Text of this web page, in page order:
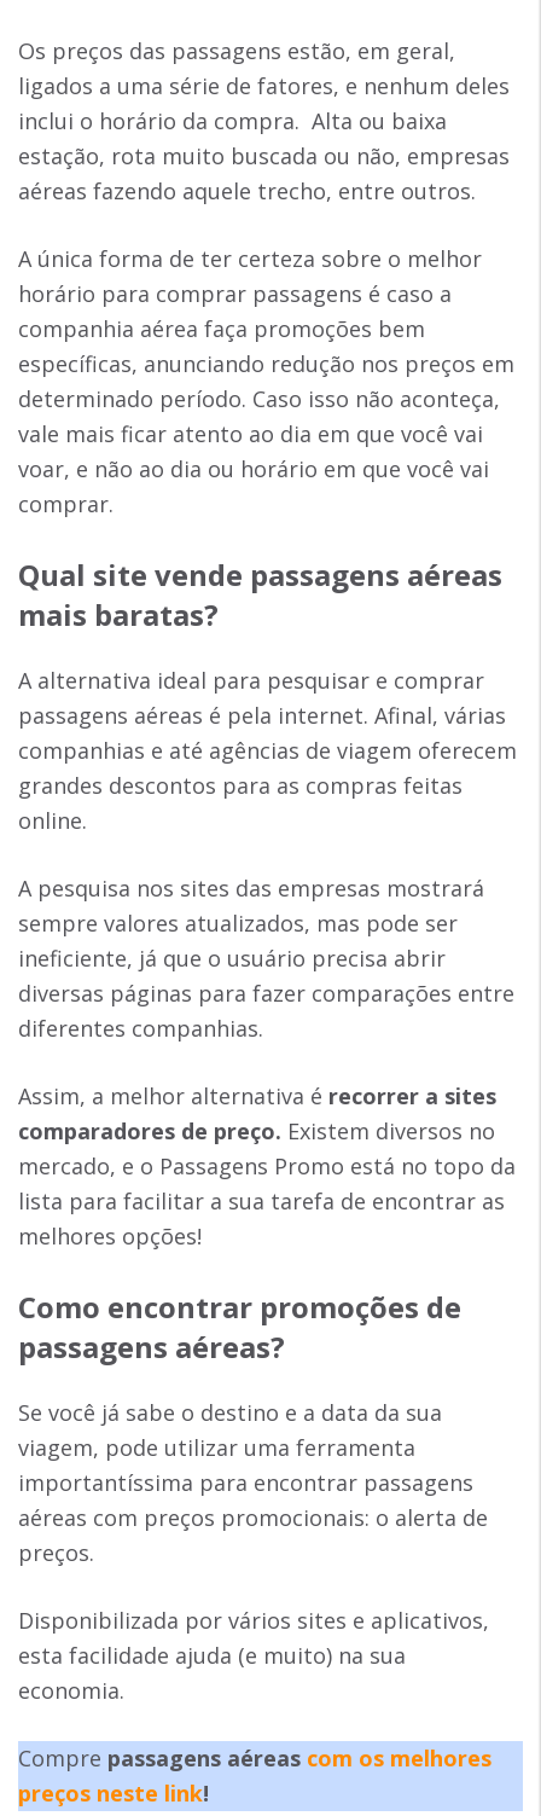
Os preços das passagens estão, em geral,
ligados a uma série de fatores, e nenhum deles
inclui o horário da compra. Alta ou baixa
estação, rota muito buscada ou não, empresas
aéreas fazendo aquele trecho, entre outros.
A única forma de ter certeza sobre o melhor
horário para comprar passagens é caso a
companhia aérea faça promoções bem
específicas, anunciando redução nos preços em
determinado período. Caso isso não aconteça,
vale mais ficar atento ao dia em que você vai
voar, e não ao dia ou horário em que você vai
comprar.
Qual site vende passagens aéreas
mais baratas?
A alternativa ideal para pesquisar e comprar
passagens aéreas é pela internet. Afinal, várias
companhias e até agências de viagem oferecem
grandes descontos para as compras feitas
online.
A pesquisa nos sites das empresas mostrará
sempre valores atualizados, mas pode ser
ineficiente, já que o usuário precisa abrir
diversas páginas para fazer comparações entre
diferentes companhias.
Assim, a melhor alternativa é recorrer a sites
comparadores de preço. Existem diversos no
mercado, e o Passagens Promo está no topo da
lista para facilitar a sua tarefa de encontrar as
melhores opções!
Como encontrar promoções de
passagens aéreas?
Se você já sabe o destino e a data da sua
viagem, pode utilizar uma ferramenta
importantíssima para encontrar passagens
aéreas com preços promocionais: o alerta de
preços.
Disponibilizada por vários sites e aplicativos,
esta facilidade ajuda (e muito) na sua
economia.
Compre passagens aéreas com os melhores
preços neste link!